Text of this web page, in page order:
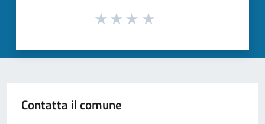
Contatta il comune